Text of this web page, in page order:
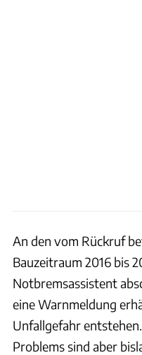
An den vom Rückruf
Bauzeitraum 2016 bis
Notbremsassistent
eine Warnmeldung
Unfallgefahr
Problems sind aber